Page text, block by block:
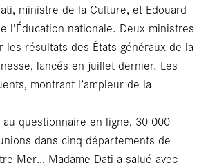
ministre de la Culture, et Edouard
l’Éducation nationale. Deux ministres
les résultats des États généraux de la
lancés en juillet dernier. Les
montrant l’ampleur de la
questionnaire en ligne, 30 000
dans cinq départements de
Mer… Madame Dati a salué avec